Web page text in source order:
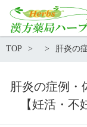
TOP 肝炎の
肝炎の症例・
【妊活・不